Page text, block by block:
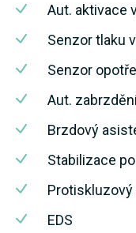
Aut. aktivace
Senzor tlaku
Senzor
Aut.
Brzdový
Stabilizace
Protiskluzový
EDS